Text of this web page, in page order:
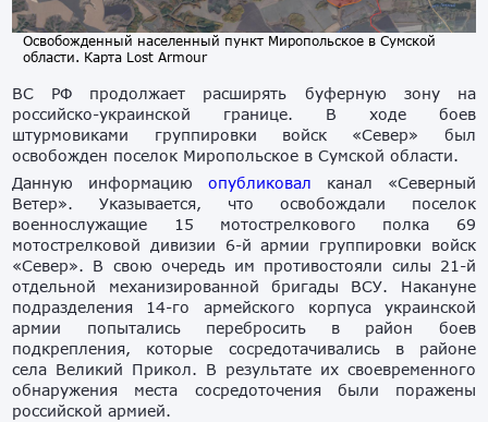
Освобожденный населенный пункт Миропольское в Сумской
области. Карта Lost Armour
ВС РФ продолжает расширять буферную зону на
российско-украинской границе. В ходе боев
штурмовиками группировки войск «Север» был
освобожден поселок Миропольское в Сумской области.
Данную информацию опубликовал канал «Северный
Ветер». Указывается, что освобождали поселок
военнослужащие 15 мотострелкового полка 69
мотострелковой дивизии 6-й армии группировки войск
«Север». В свою очередь им противостояли силы 21-й
отдельной механизированной бригады ВСУ. Накануне
подразделения 14-го армейского корпуса украинской
армии попытались перебросить в район боев
подкрепления, которые сосредотачивались в районе
села Великий Прикол. В результате их своевременного
обнаружения места сосредоточения были поражены
российской армией.